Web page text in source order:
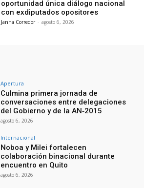
oportunidad única diálogo nacional
con exdiputados opositores
Janna Corredor - agosto 6, 2026
Apertura
Culmina primera jornada de
conversaciones entre delegaciones
del Gobierno y de la AN‑2015
agosto 6, 2026
Internacional
Noboa y Milei fortalecen
colaboración binacional durante
encuentro en Quito
agosto 6, 2026